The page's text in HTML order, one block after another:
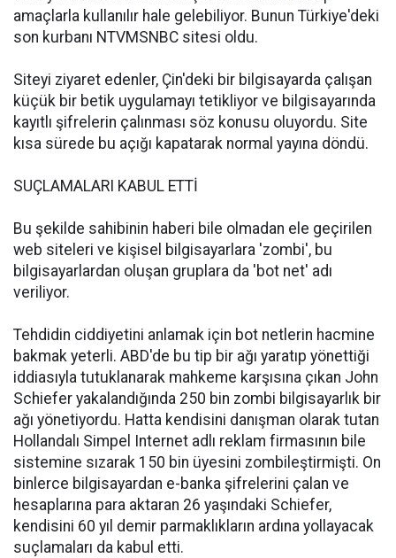
amaçlarla kullanılır hale gelebiliyor. Bunun Türkiye'deki
son kurbanı NTVMSNBC sitesi oldu.
Siteyi ziyaret edenler, Çin'deki bir bilgisayarda çalışan
küçük bir betik uygulamayı tetikliyor ve bilgisayarında
kayıtlı şifrelerin çalınması söz konusu oluyordu. Site
kısa sürede bu açığı kapatarak normal yayına döndü.
SUÇLAMALARI KABUL ETTİ
Bu şekilde sahibinin haberi bile olmadan ele geçirilen
web siteleri ve kişisel bilgisayarlara 'zombi', bu
bilgisayarlardan oluşan gruplara da 'bot net' adı
veriliyor.
Tehdidin ciddiyetini anlamak için bot netlerin hacmine
bakmak yeterli. ABD'de bu tip bir ağı yaratıp yönettiği
iddiasıyla tutuklanarak mahkeme karşısına çıkan John
Schiefer yakalandığında 250 bin zombi bilgisayarlık bir
ağı yönetiyordu. Hatta kendisini danışman olarak tutan
Hollandalı Simpel Internet adlı reklam firmasının bile
sistemine sızarak 150 bin üyesini zombileştirmişti. On
binlerce bilgisayardan e-banka şifrelerini çalan ve
hesaplarına para aktaran 26 yaşındaki Schiefer,
kendisini 60 yıl demir parmaklıkların ardına yollayacak
suçlamaları da kabul etti.